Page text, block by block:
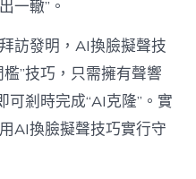
一轍”。
訪發明，AI換臉擬聲技
”技巧，只需擁有聲響
可剎時完成“AI克隆”。實
AI換臉擬聲技巧實行守